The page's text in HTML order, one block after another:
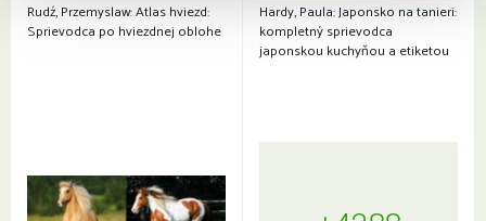
Rudź, Przemyslaw: Atlas hviezd:
Sprievodca po hviezdnej oblohe
Hardy, Paula: Japonsko na tanieri:
kompletný sprievodca
japonskou kuchyňou a etiketou